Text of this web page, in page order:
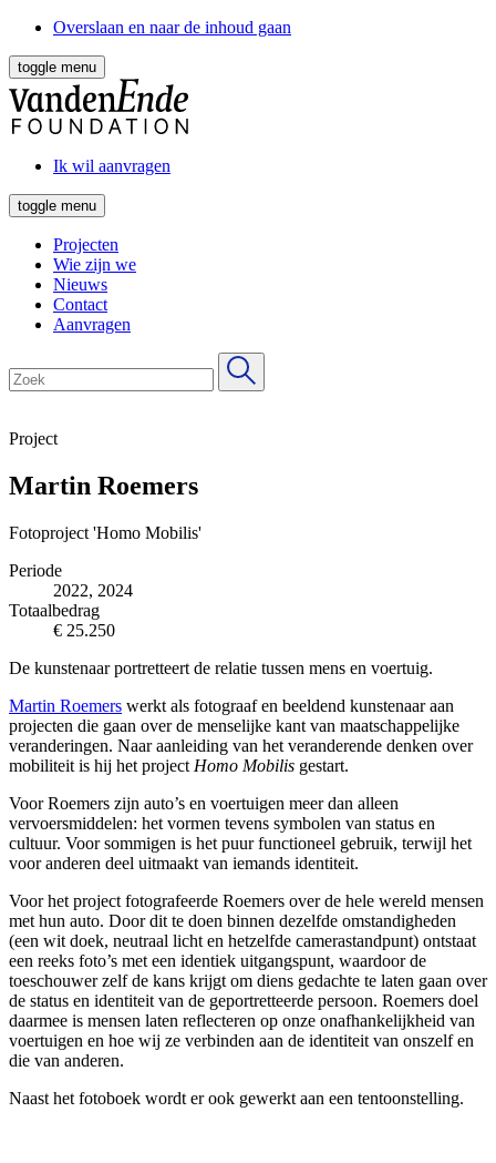
Overslaan en naar de inhoud gaan
toggle menu
Ik wil aanvragen
toggle menu
Projecten
Wie zijn we
Nieuws
Contact
Aanvragen
Project
Martin Roemers
Fotoproject 'Homo Mobilis'
Periode
2022, 2024
Totaalbedrag
€ 25.250
De kunstenaar portretteert de relatie tussen mens en voertuig.
Martin Roemers werkt als fotograaf en beeldend kunstenaar aan
projecten die gaan over de menselijke kant van maatschappelijke
veranderingen. Naar aanleiding van het veranderende denken over
mobiliteit is hij het project Homo Mobilis gestart.
Voor Roemers zijn auto’s en voertuigen meer dan alleen
vervoersmiddelen: het vormen tevens symbolen van status en
cultuur. Voor sommigen is het puur functioneel gebruik, terwijl het
voor anderen deel uitmaakt van iemands identiteit.
Voor het project fotografeerde Roemers over de hele wereld mensen
met hun auto. Door dit te doen binnen dezelfde omstandigheden
(een wit doek, neutraal licht en hetzelfde camerastandpunt) ontstaat
een reeks foto’s met een identiek uitgangspunt, waardoor de
toeschouwer zelf de kans krijgt om diens gedachte te laten gaan over
de status en identiteit van de geportretteerde persoon. Roemers doel
daarmee is mensen laten reflecteren op onze onafhankelijkheid van
voertuigen en hoe wij ze verbinden aan de identiteit van onszelf en
die van anderen.
Naast het fotoboek wordt er ook gewerkt aan een tentoonstelling.